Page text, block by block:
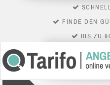
FINDE DEN
BIS ZU